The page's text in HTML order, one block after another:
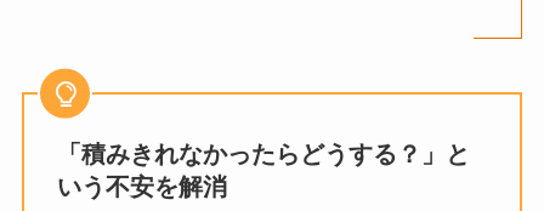
「積みきれなかったらどうする？」と
いう不安を解消